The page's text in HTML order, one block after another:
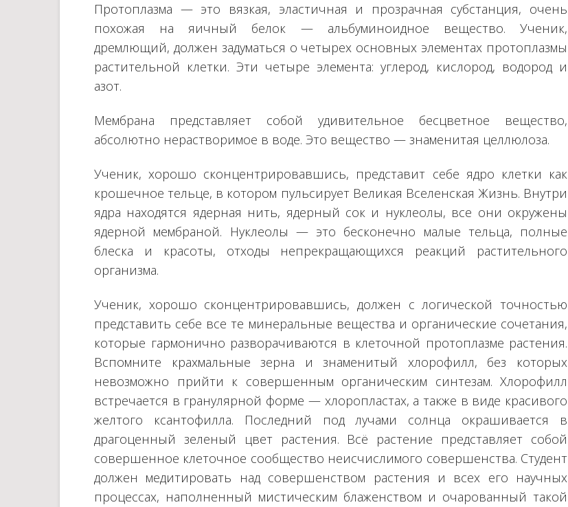
Протоплазма — это вязкая, эластичная и прозрачная субстанция, очень
похожая на яичный белок — альбуминоидное вещество. Ученик,
дремлющий, должен задуматься о четырех основных элементах протоплазмы
растительной клетки. Эти четыре элемента: углерод, кислород, водород и
азот.
Мембрана представляет собой удивительное бесцветное вещество,
абсолютно нерастворимое в воде. Это вещество — знаменитая целлюлоза.
Ученик, хорошо сконцентрировавшись, представит себе ядро клетки как
крошечное тельце, в котором пульсирует Великая Вселенская Жизнь. Внутри
ядра находятся ядерная нить, ядерный сок и нуклеолы, все они окружены
ядерной мембраной. Нуклеолы — это бесконечно малые тельца, полные
блеска и красоты, отходы непрекращающихся реакций растительного
организма.
Ученик, хорошо сконцентрировавшись, должен с логической точностью
представить себе все те минеральные вещества и органические сочетания,
которые гармонично разворачиваются в клеточной протоплазме растения.
Вспомните крахмальные зерна и знаменитый хлорофилл, без которых
невозможно прийти к совершенным органическим синтезам. Хлорофилл
встречается в гранулярной форме — хлоропластах, а также в виде красивого
желтого ксантофилла. Последний под лучами солнца окрашивается в
драгоценный зеленый цвет растения. Всё растение представляет собой
совершенное клеточное сообщество неисчислимого совершенства. Студент
должен медитировать над совершенством растения и всех его научных
процессах, наполненный мистическим блаженством и очарованный такой